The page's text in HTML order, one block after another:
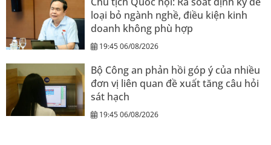
loại bỏ ngành nghề, điều kiện kinh
doanh không phù hợp
19:45 06/08/2026
Bộ Công an phản hồi góp ý của nhiều
đơn vị liên quan đề xuất tăng câu hỏi
sát hạch
19:45 06/08/2026